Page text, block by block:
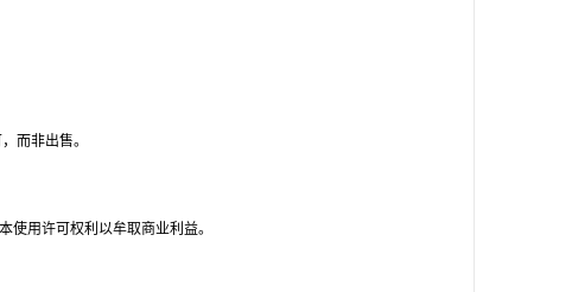
而非出售。
使用许可权利以牟取商业利益。